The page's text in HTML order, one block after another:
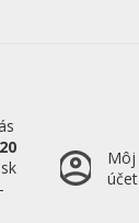
Môj
účet